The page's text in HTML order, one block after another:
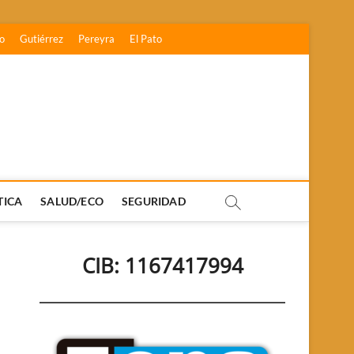
Gutiérrez Pereyra El Pato
SALUD/ECO SEGURIDAD
CIB: 1167417994